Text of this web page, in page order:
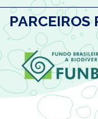
PARCEIROS